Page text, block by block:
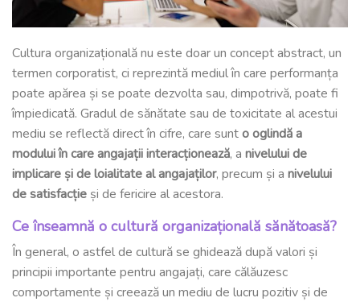
Cultura organizațională nu este doar un concept abstract, un
termen corporatist, ci reprezintă mediul în care performanța
poate apărea și se poate dezvolta sau, dimpotrivă, poate fi
împiedicată. Gradul de sănătate sau de toxicitate al acestui
mediu se reflectă direct în cifre, care sunto oglindă a
modului în care angajații interacționează, a nivelului de
implicare și de loialitate al angajaților, precum și a nivelului
de satisfacție și de fericire al acestora.
Ce înseamnă o cultură organizațională sănătoasă?
În general, o astfel de cultură se ghidează după valori și
principii importante pentru angajați, care călăuzesc
comportamente și creează un mediu de lucru pozitiv și de